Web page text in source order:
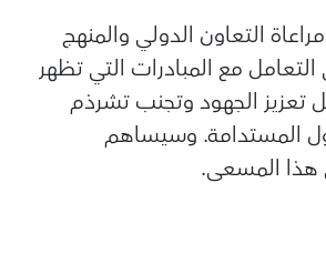
التعاون الدولي والمنهج
مع المبادرات التي تظهر
تعزيز الجهود وتجنب تشرذم
المستدامة. وسيساهم
المسعى.